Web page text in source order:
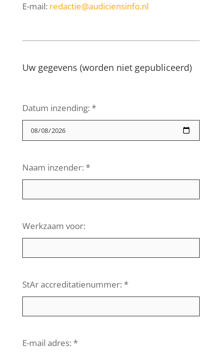
E-mail: redactie@audiciensinfo.nl
Uw gegevens (worden niet gepubliceerd)
Datum inzending: *
Naam inzender: *
Werkzaam voor:
StAr accreditatienummer: *
E-mail adres: *